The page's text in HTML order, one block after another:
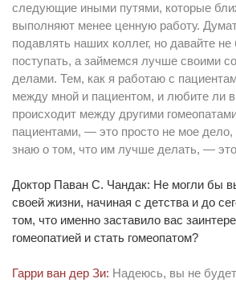
следующие иными путями, которые
выполняют менее ценную работу.
подавлять наших коллег, но давайте не
поступать, а займемся лучше своими
делами. Тем, как я работаю с
между мной и пациентом, и любите ли
происходит между другими
пациентами, — это просто не мое дело,
знаю о том, что им лучше делать, —
Доктор Паван С. Чандак: Не могли бы
своей жизни, начиная с детства и до
том, что именно заставило вас
гомеопатией и стать гомеопатом?
Гарри ван дер Зи: Надеюсь, вы не